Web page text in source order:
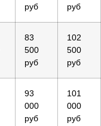
руб
руб
83
500
руб
102
500
руб
93
000
руб
101
000
руб